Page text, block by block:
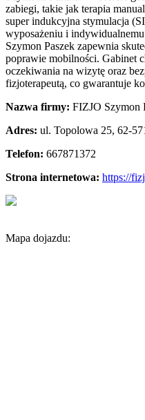
zabiegi, takie jak terapia
super indukcyjna stymulacja
wyposażeniu i
Szymon Paszek zapewnia
poprawie mobilności. Gabinet
oczekiwania na wizytę oraz
fizjoterapeutą, co gwarantuje
Nazwa firmy: FIZJO Szymon
Adres: ul. Topolowa 25, 62-
Telefon: 667871372
Strona internetowa: https://
Mapa dojazdu: